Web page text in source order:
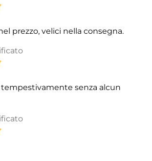
prezzo, velici nella consegna.
senza alcun